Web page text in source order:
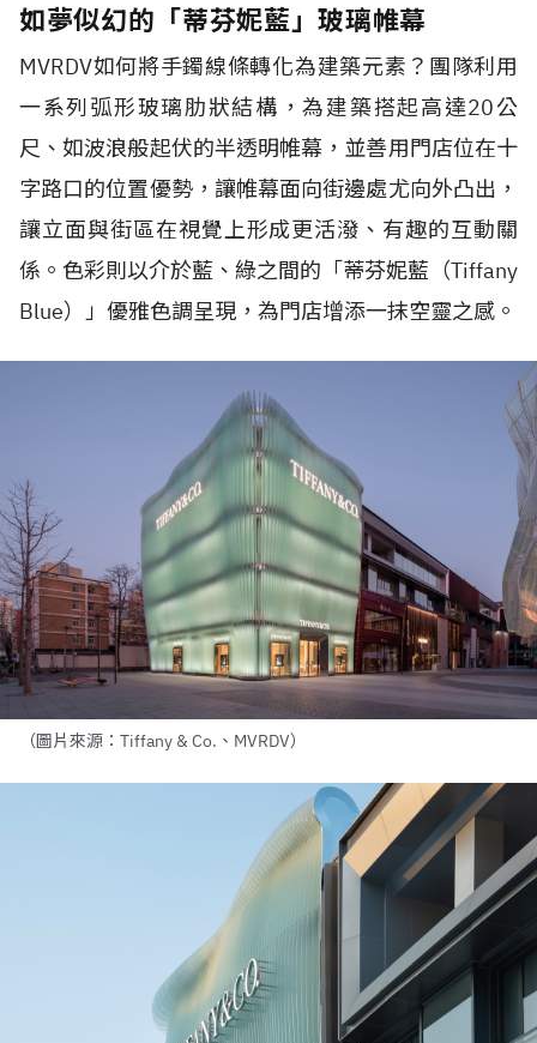
如夢似幻的「蒂芬妮藍」玻璃帷幕
MVRDV如何將手鐲線條轉化為建築元素？團隊利用
一系列弧形玻璃肋狀結構，為建築搭起高達20公
尺、如波浪般起伏的半透明帷幕，並善用門店位在十
字路口的位置優勢，讓帷幕面向街邊處尤向外凸出，
讓立面與街區在視覺上形成更活潑、有趣的互動關
係。色彩則以介於藍、綠之間的「蒂芬妮藍（Tiffany
Blue）」優雅色調呈現，為門店增添一抹空靈之感。
（圖片來源：Tiffany & Co.、MVRDV）